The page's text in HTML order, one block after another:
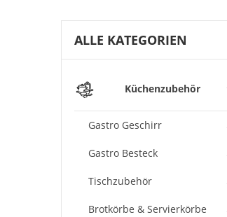
ALLE KATEGORIEN
Küchenzubehör
Gastro Geschirr
Gastro Besteck
Tischzubehör
Brotkörbe & Servierkörbe